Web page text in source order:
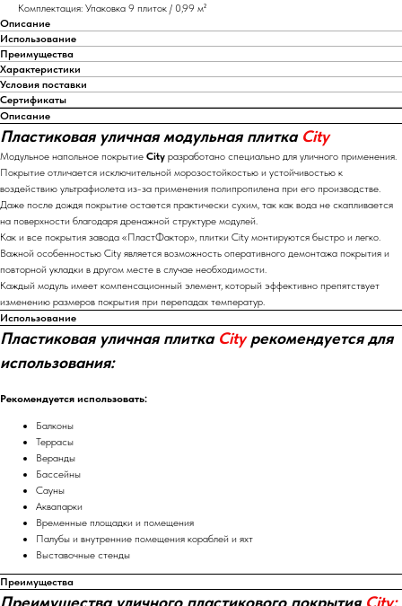
Комплектация: Упаковка 9 плиток / 0,99 м²
Описание
Использование
Преимущества
Характеристики
Условия поставки
Сертификаты
Описание
Пластиковая уличная модульная плитка City
Модульное напольное покрытие City разработано специально для уличного применения.
Покрытие отличается исключительной морозостойкостью и устойчивостью к
воздействию ультрафиолета из-за применения полипропилена при его производстве.
Даже после дождя покрытие остается практически сухим, так как вода не скапливается
на поверхности благодаря дренажной структуре модулей.
Как и все покрытия завода «ПластФактор», плитки City монтируются быстро и легко.
Важной особенностью City является возможность оперативного демонтажа покрытия и
повторной укладки в другом месте в случае необходимости.
Каждый модуль имеет компенсационный элемент, который эффективно препятствует
изменению размеров покрытия при перепадах температур.
Использование
Пластиковая уличная плитка Cityрекомендуется для
использования:
Рекомендуется использовать:
Балконы
Террасы
Веранды
Бассейны
Сауны
Аквапарки
Временные площадки и помещения
Палубы и внутренние помещения кораблей и яхт
Выставочные стенды
Преимущества